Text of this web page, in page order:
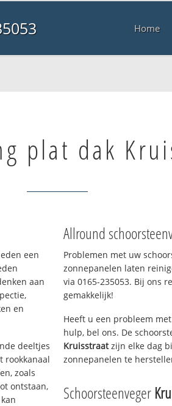
Home
plat dak
een
aan
en
deeltjes
rookkanaal
zoals
ontstaan,
Allround
Problemen met uw
zonnepanelen laten
via 0165-235053. Bij ons
gemakkelijk!
Heeft u een probleem
hulp, bel ons. De
Kruisstraatzijn elke dag
zonnepanelen te
Schoorsteenveger